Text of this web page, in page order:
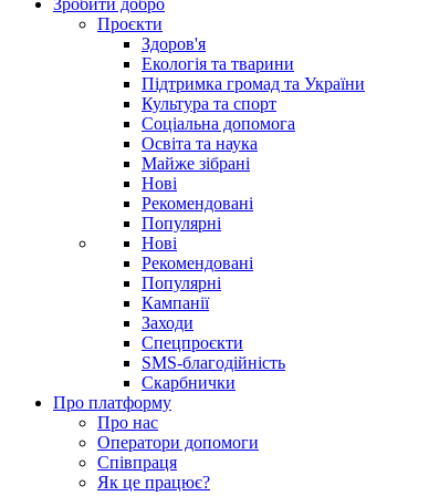
Зробити добро
Проєкти
Здоров'я
Екологія та тварини
Підтримка громад та України
Культура та спорт
Соціальна допомога
Освіта та наука
Майже зібрані
Нові
Рекомендовані
Популярні
Нові
Рекомендовані
Популярні
Кампанії
Заходи
Спецпроєкти
SMS-благодійність
Скарбнички
Про платформу
Про нас
Оператори допомоги
Співпраця
Як це працює?